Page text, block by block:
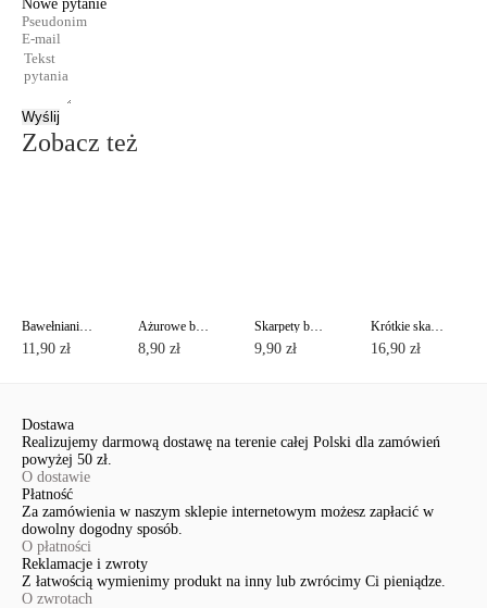
Nowe pytanie
Wyślij
Zobacz też
Bawełnianie skarpety CLASSIC
11,90 zł
Ażurowe bawełniane skarpety CLASSIC z pikotem
8,90 zł
Skarpety bawełniane z lureksem CLASSIC
9,90 zł
Krótkie skarpety bawełniane ACTIVE z stopa frotte
16,90 zł
Dostawa
Realizujemy darmową dostawę na terenie całej Polski dla zamówień
powyżej 50 zł.
O dostawie
Płatność
Za zamówienia w naszym sklepie internetowym możesz zapłacić w
dowolny dogodny sposób.
O płatności
Reklamacje i zwroty
Z łatwością wymienimy produkt na inny lub zwrócimy Ci pieniądze.
O zwrotach